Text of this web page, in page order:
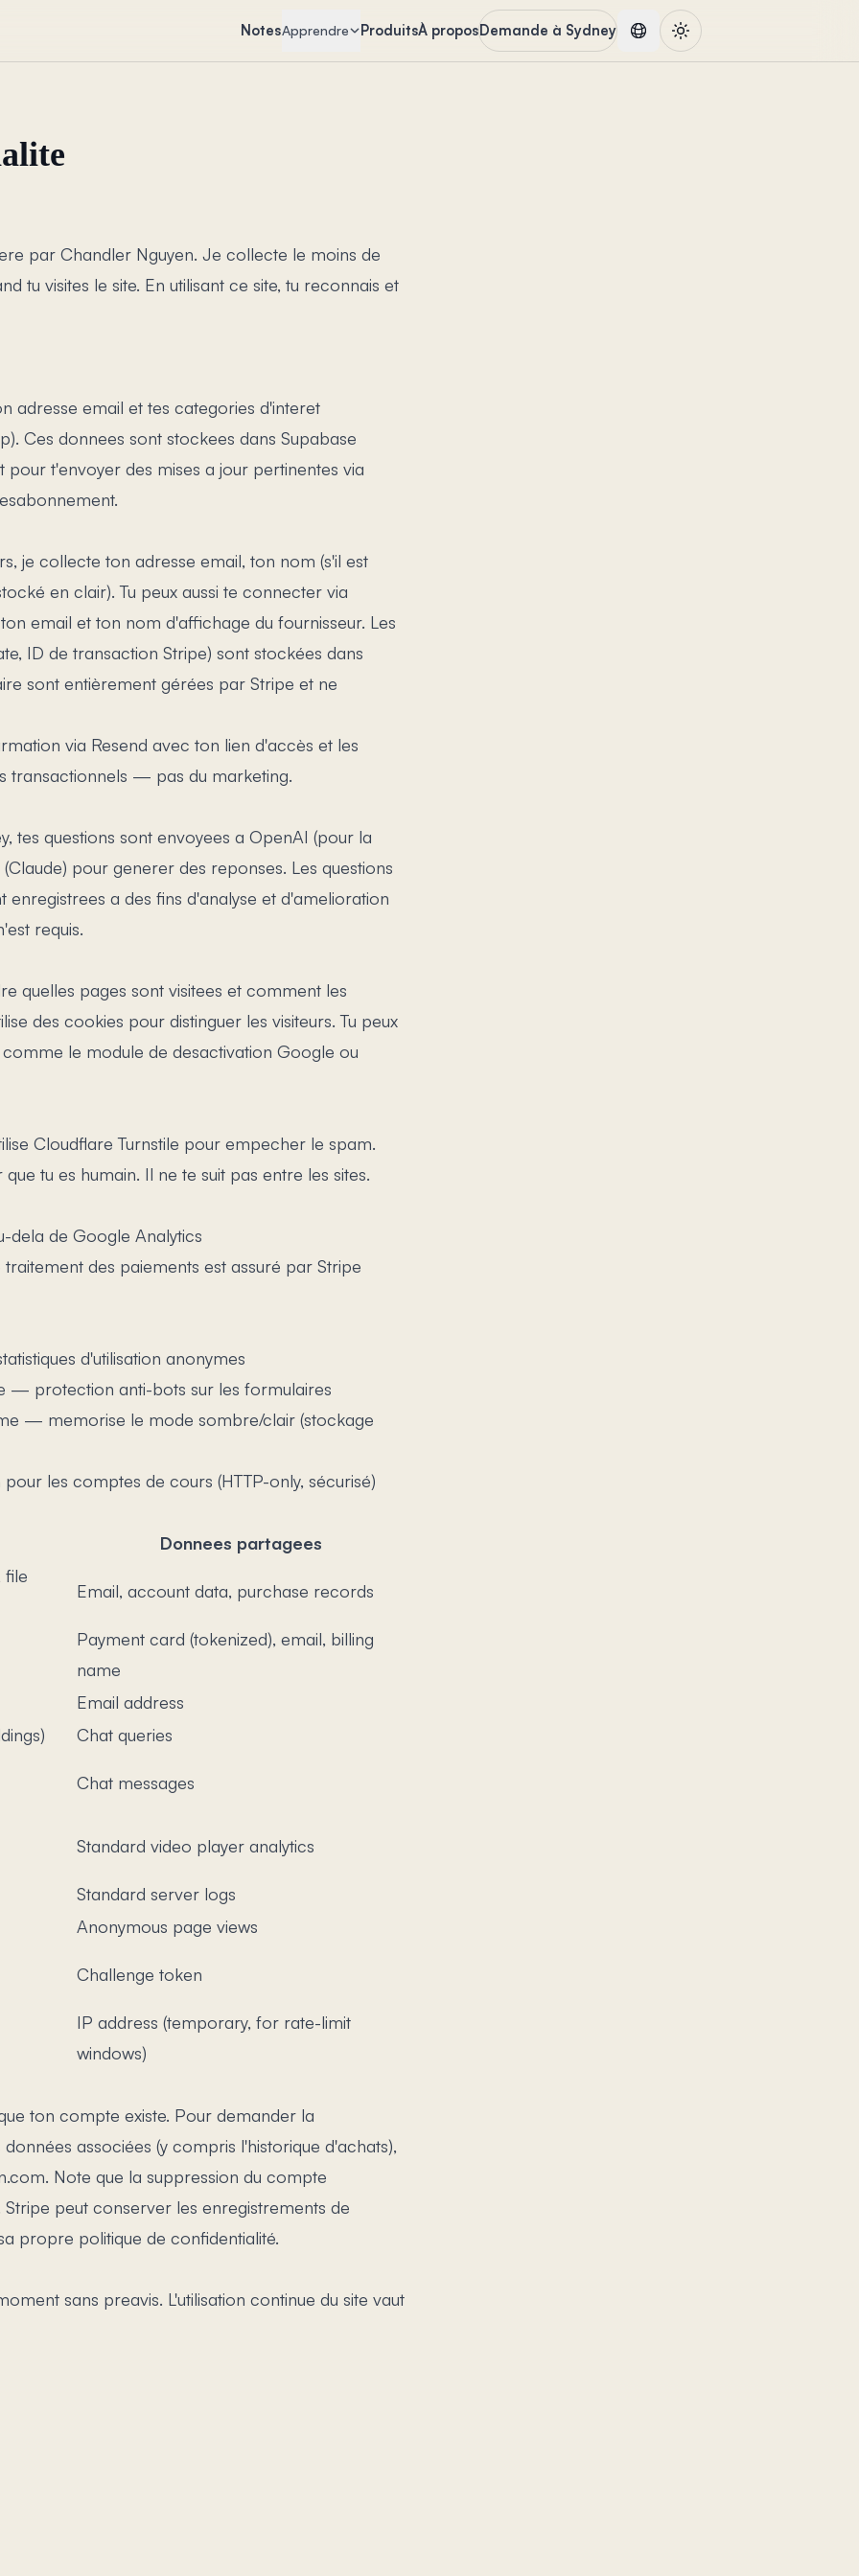
NotesApprendre ProduitsÀ proposDemande à Sydney
par Chandler Nguyen. Je collecte le moins de
tu visites le site. En utilisant ce site, tu reconnais et
adresse email et tes categories d'interet
Ces donnees sont stockees dans Supabase
pour t'envoyer des mises a jour pertinentes via
je collecte ton adresse email, ton nom (s'il est
en clair). Tu peux aussi te connecter via
email et ton nom d'affichage du fournisseur. Les
ID de transaction Stripe) sont stockées dans
sont entièrement gérées par Stripe et ne
via Resend avec ton lien d'accès et les
transactionnels — pas du marketing.
tes questions sont envoyees a OpenAI (pour la
pour generer des reponses. Les questions
a des fins d'analyse et d'amelioration
requis.
quelles pages sont visitees et comment les
des cookies pour distinguer les visiteurs. Tu peux
le module de desactivation Google ou
Cloudflare Turnstile pour empecher le spam.
tu es humain. Il ne te suit pas entre les sites.
dela de Google Analytics
des paiements est assuré par Stripe
d'utilisation anonymes
— protection anti-bots sur les formulaires
— memorise le mode sombre/clair (stockage
les comptes de cours (HTTP-only, sécurisé)
Donnees partagees
file
Email, account data, purchase records
Payment card (tokenized), email, billing
name
Email address
Chat queries
Chat messages
Standard video player analytics
Standard server logs
Anonymous page views
Challenge token
IP address (temporary, for rate-limit
windows)
ton compte existe. Pour demander la
associées (y compris l'historique d'achats),
Note que la suppression du compte
peut conserver les enregistrements de
propre politique de confidentialité.
sans preavis. L'utilisation continue du site vaut